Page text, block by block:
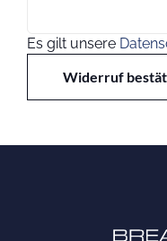
Es gilt unsere
Widerruf